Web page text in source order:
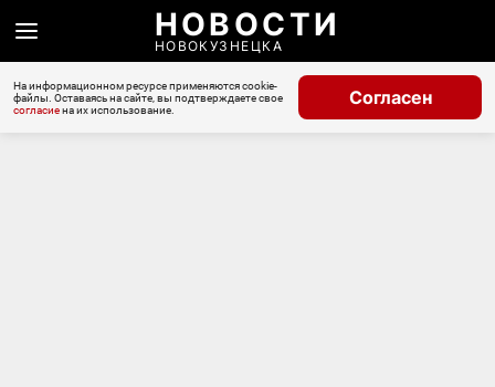
НОВОСТИ
НОВОКУЗНЕЦКА
На информационном ресурсе применяются cookie-
файлы. Оставаясь на сайте, вы подтверждаете свое
согласиена их использование.
Согласен